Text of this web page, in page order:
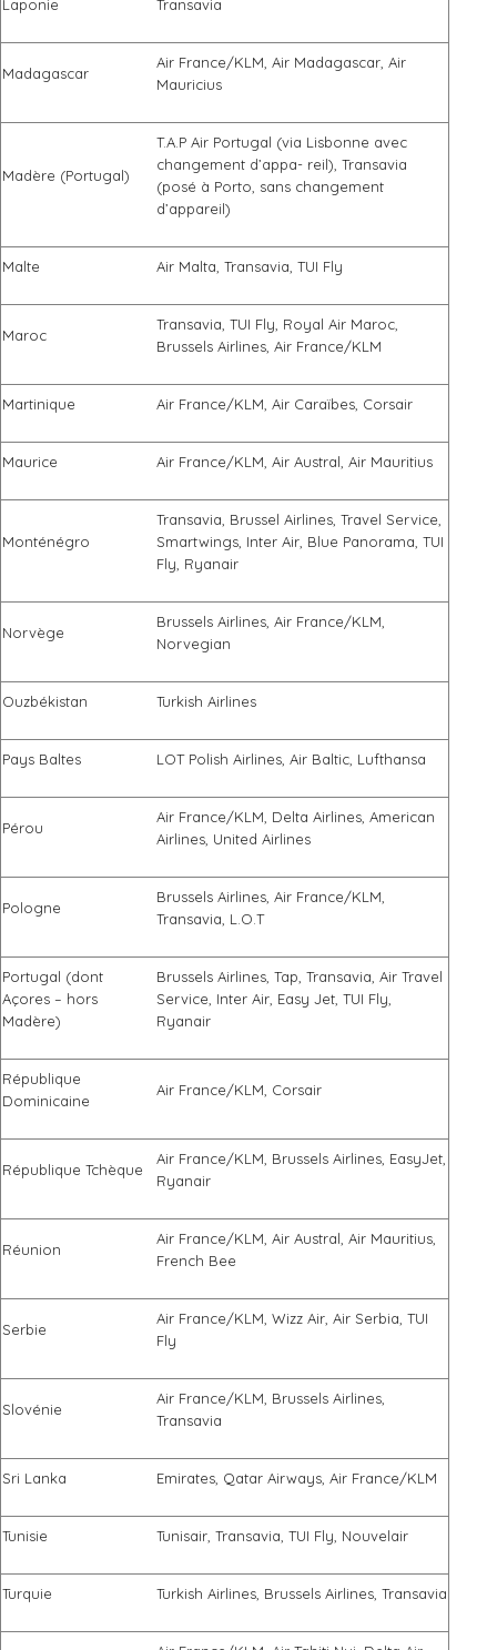
Laponie Transavia
Madagascar
Air France/KLM, Air Madagascar, Air
Mauricius
Madère (Portugal)
T.A.P Air Portugal (via Lisbonne avec
changement d’appa- reil), Transavia
(posé à Porto, sans changement
d’appareil)
Malte Air Malta, Transavia, TUI Fly
Maroc
Transavia, TUI Fly, Royal Air Maroc,
Brussels Airlines, Air France/KLM
Martinique Air France/KLM, Air Caraïbes, Corsair
Maurice Air France/KLM, Air Austral, Air Mauritius
Monténégro
Transavia, Brussel Airlines, Travel Service,
Smartwings, Inter Air, Blue Panorama, TUI
Fly, Ryanair
Norvège
Brussels Airlines, Air France/KLM,
Norvegian
Ouzbékistan Turkish Airlines
Pays Baltes LOT Polish Airlines, Air Baltic, Lufthansa
Pérou
Air France/KLM, Delta Airlines, American
Airlines, United Airlines
Pologne
Brussels Airlines, Air France/KLM,
Transavia, L.O.T
Portugal (dont
Açores – hors
Madère)
Brussels Airlines, Tap, Transavia, Air Travel
Service, Inter Air, Easy Jet, TUI Fly,
Ryanair
République
Dominicaine
Air France/KLM, Corsair
République Tchèque
Air France/KLM, Brussels Airlines, EasyJet,
Ryanair
Réunion
Air France/KLM, Air Austral, Air Mauritius,
French Bee
Serbie
Air France/KLM, Wizz Air, Air Serbia, TUI
Fly
Slovénie
Air France/KLM, Brussels Airlines,
Transavia
Sri Lanka Emirates, Qatar Airways, Air France/KLM
Tunisie Tunisair, Transavia, TUI Fly, Nouvelair
Turquie Turkish Airlines, Brussels Airlines, Transavia